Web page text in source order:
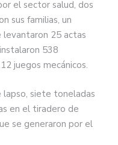
el sector salud, dos
sus familias, un
25 actas
538
juegos mecánicos.
lapso, siete toneladas
en el tiradero de
se generaron por el